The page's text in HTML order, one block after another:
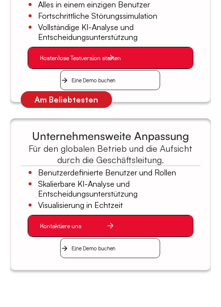
Alles in einem einzigen Benutzer
Fortschrittliche Störungssimulation
Vollständige KI-Analyse und
Entscheidungsunterstützung
Kostenlose Testversion starten
Eine Demo buchen
Am Beliebtesten
Unternehmensweite Anpassung
Für den globalen Betrieb und die Aufsicht
durch die Geschäftsleitung.
Benutzerdefinierte Benutzer und Rollen
Skalierbare KI-Analyse und
Entscheidungsunterstützung
Visualisierung in Echtzeit
Kontaktiere uns
Eine Demo buchen